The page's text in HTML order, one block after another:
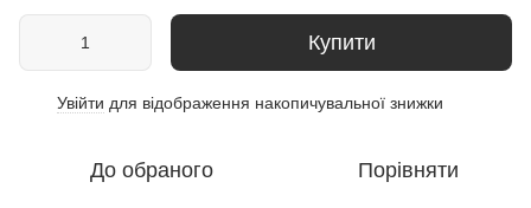
Купити
Увійти для відображення накопичувальної знижки
До обраного Порівняти